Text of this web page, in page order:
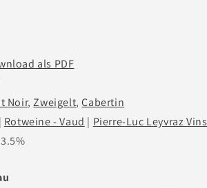
als PDF
Noir,Zweigelt,Cabertin
| Rotweine - Vaud | Pierre-Luc Leyvraz Vins